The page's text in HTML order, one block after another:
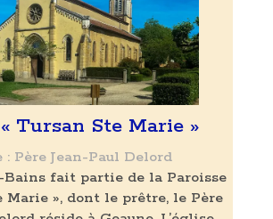
Tursan Ste Marie »
: Père Jean-Paul Delord
Bains fait partie de la Paroisse
Marie », dont le prêtre, le Père